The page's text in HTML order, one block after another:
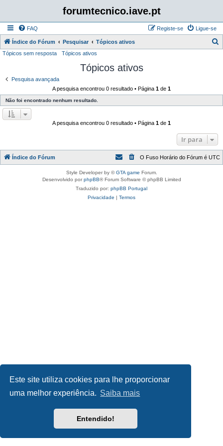
Este site utiliza cookies para lhe proporcionar
uma melhor experiência. Saiba mais
Entendido!
forumtecnico.iave.pt
FAQ Ligue-se
Registe-se
Índice do Fórum Pesquisar Tópicos ativos
Tópicos sem resposta Tópicos ativos
Tópicos ativos
Pesquisa avançada
A pesquisa encontrou 0 resultado • Página 1 de 1
Não foi encontrado nenhum resultado.
A pesquisa encontrou 0 resultado • Página 1 de 1
Ir para
Índice do Fórum O Fuso Horário do Fórum é UTC
Style Developer by ©GTA game Forum.
Desenvolvido porphpBB® Forum Software © phpBB Limited
Traduzido por: phpBB Portugal
Privacidade | Termos